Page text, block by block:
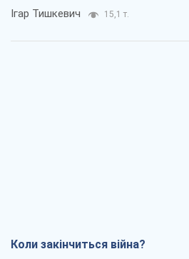
Ігар Тишкевич 15,1 т.
Коли закінчиться війна?